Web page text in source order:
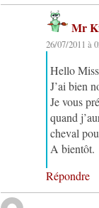
Mr
26/07/2011 à
Hello
J’ai bien
Je vous
quand
cheval
A bientôt.
Répondre